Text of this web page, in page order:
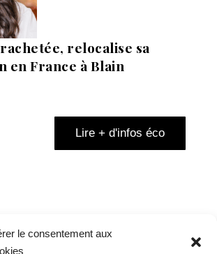
le consentement aux
relocalise sa
en France à Blain
Lire + d'infos éco